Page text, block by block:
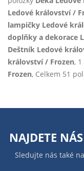
Ledové království /
lampičky Ledové
doplňky a dekorace
Deštník Ledové
království / Frozen,
Frozen, Celkem 51
NAJDETE
Sledujte nás také